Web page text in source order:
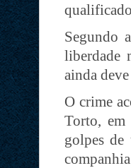
Segundo
liberdade
ainda
O crime
Torto, em
golpes de